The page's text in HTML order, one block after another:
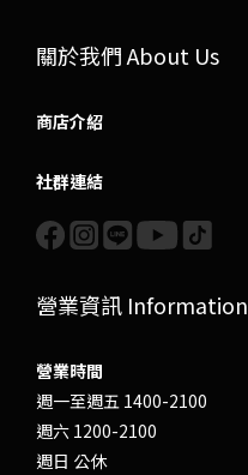
關於我們 About Us
商店介紹
社群連結
營業資訊 Information
營業時間
週一至週五 1400-2100
週六 1200-2100
週日 公休